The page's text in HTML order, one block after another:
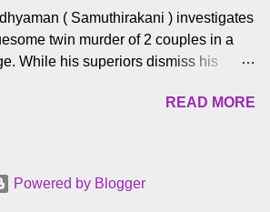
voices the menacing Skeletor
the Tamil, Malayalam, and Telugu
Joining them is Action King Arjun...
ரம்யா பாண்டியன், வி டி வி கணேஷ் ,
பேபி கிருத்திகா, 'பருத்திவீரன்'
ஹரிஷ் உத்தமன் உள்ளிட்ட பலர்
இந்த திரைப்படத்திற்கு ஜீ. வி.
லாரன்ஸ் கிஷோர் படத் தொகுப்பு
( Samuthirakani ) investigates
twin murder of 2 couples in a
While his superiors dismiss his
) believes in him and makes him
in a border town in Andhra Pradesh.
READ MORE
Powered by Blogger